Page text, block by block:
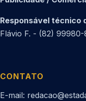
Responsável técnico
Flávio F. - (82) 99980-
CONTATO
E-mail: